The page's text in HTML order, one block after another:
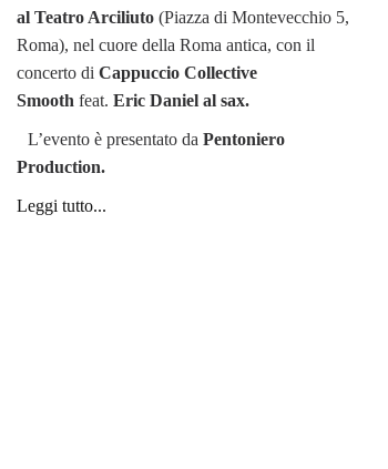
al Teatro Arciliuto (Piazza di Montevecchio 5,
Roma), nel cuore della Roma antica, con il
concerto di Cappuccio Collective
Smooth feat. Eric Daniel al sax.
L’evento è presentato da Pentoniero
Production.
Leggi tutto...